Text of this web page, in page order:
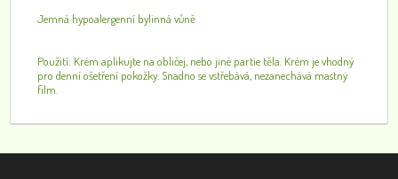
Jemná hypoalergenní bylinná vůně
Použití: Krém aplikujte na obličej, nebo jiné partie těla. Krém je vhodný
pro denní ošetření pokožky. Snadno se vstřebává, nezanechává mastný
film.